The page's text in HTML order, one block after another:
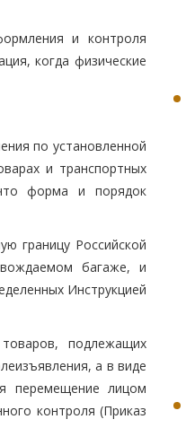
и контроля
когда физические
по установленной
и транспортных
форма и порядок
границу Российской
багаже, и
Инструкцией
подлежащих
а в виде
перемещение лицом
контроля (Приказ